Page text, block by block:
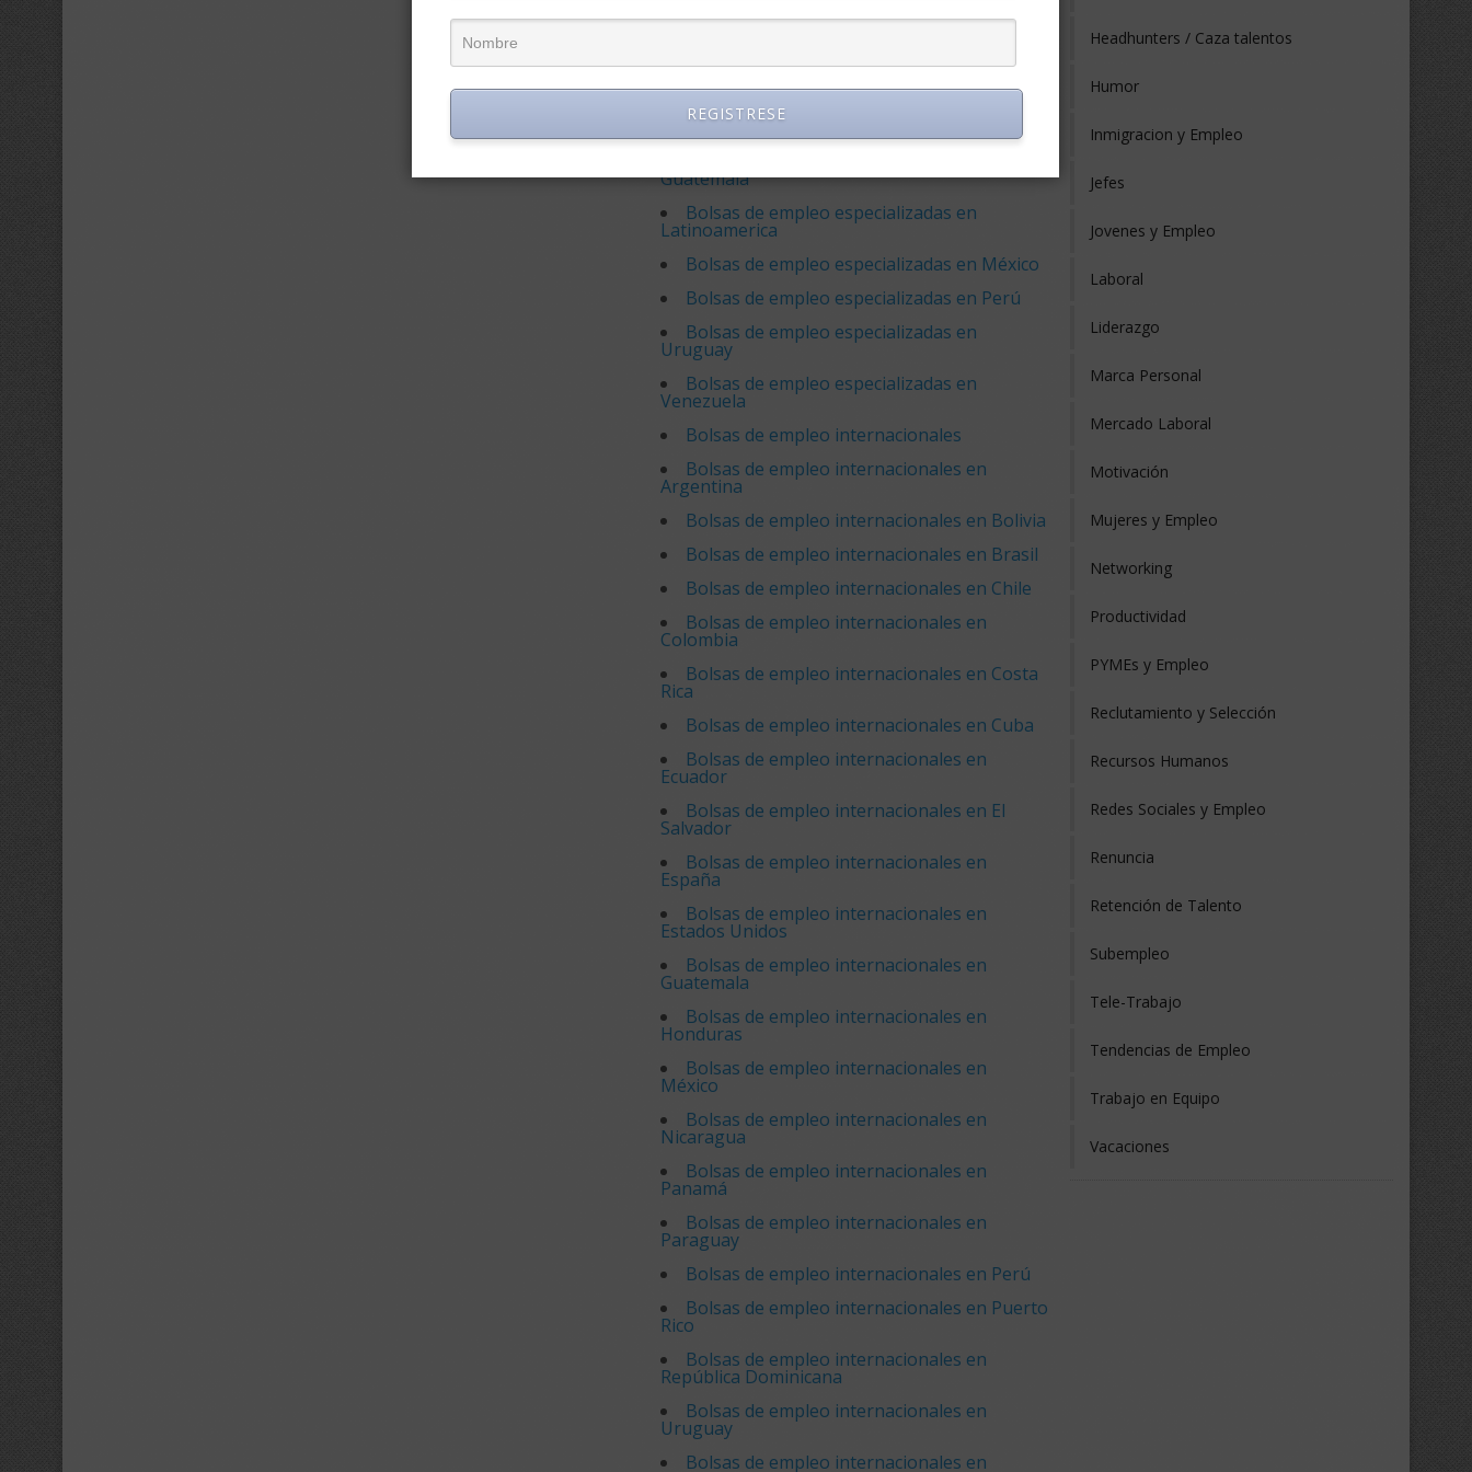
Bolsas de empleo especializadas en Ecuador
Unidos
Bolsas de empleo especializadas en Europa
Guatemala
Bolsas de empleo especializadas en
Latinoamerica
Bolsas de empleo especializadas en México
Bolsas de empleo especializadas en Perú
Bolsas de empleo especializadas en
Uruguay
Bolsas de empleo especializadas en
Venezuela
Bolsas de empleo internacionales
Bolsas de empleo internacionales en
Argentina
Bolsas de empleo internacionales en Bolivia
Bolsas de empleo internacionales en Brasil
Bolsas de empleo internacionales en Chile
Bolsas de empleo internacionales en
Colombia
Bolsas de empleo internacionales en Costa
Rica
Bolsas de empleo internacionales en Cuba
Bolsas de empleo internacionales en
Ecuador
Bolsas de empleo internacionales en El
Salvador
Bolsas de empleo internacionales en
España
Bolsas de empleo internacionales en
Estados Unidos
Bolsas de empleo internacionales en
Guatemala
Bolsas de empleo internacionales en
Honduras
Bolsas de empleo internacionales en
México
Bolsas de empleo internacionales en
Nicaragua
Bolsas de empleo internacionales en
Panamá
Bolsas de empleo internacionales en
Paraguay
Bolsas de empleo internacionales en Perú
Bolsas de empleo internacionales en Puerto
Rico
Bolsas de empleo internacionales en
República Dominicana
Bolsas de empleo internacionales en
Uruguay
Bolsas de empleo internacionales en
Headhunters / Caza talentos
Humor
Inmigracion y Empleo
Jefes
Jovenes y Empleo
Laboral
Liderazgo
Marca Personal
Mercado Laboral
Motivación
Mujeres y Empleo
Networking
Productividad
PYMEs y Empleo
Reclutamiento y Selección
Recursos Humanos
Redes Sociales y Empleo
Renuncia
Retención de Talento
Subempleo
Tele-Trabajo
Tendencias de Empleo
Trabajo en Equipo
Vacaciones
REGISTRESE